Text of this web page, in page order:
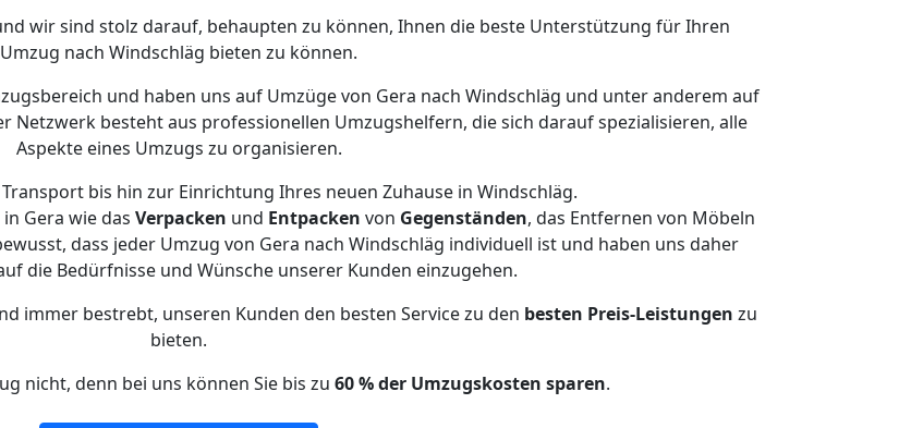
wir sind stolz darauf, behaupten zu können, Ihnen die beste Unterstützung für Ihren
Umzug nach Windschläg bieten zu können.
und haben uns auf Umzüge von Gera nach Windschläg und unter anderem auf
Netzwerk besteht aus professionellen Umzugshelfern, die sich darauf spezialisieren, alle
Aspekte eines Umzugs zu organisieren.
bis hin zur Einrichtung Ihres neuen Zuhause in Windschläg.
Gera wie das Verpacken und Entpacken von Gegenständen, das Entfernen von Möbeln
dass jeder Umzug von Gera nach Windschläg individuell ist und haben uns daher
die Bedürfnisse und Wünsche unserer Kunden einzugehen.
immer bestrebt, unseren Kunden den besten Service zu den besten Preis-Leistungen zu
bieten.
nicht, denn bei uns können Sie bis zu 60 % der Umzugskosten sparen.